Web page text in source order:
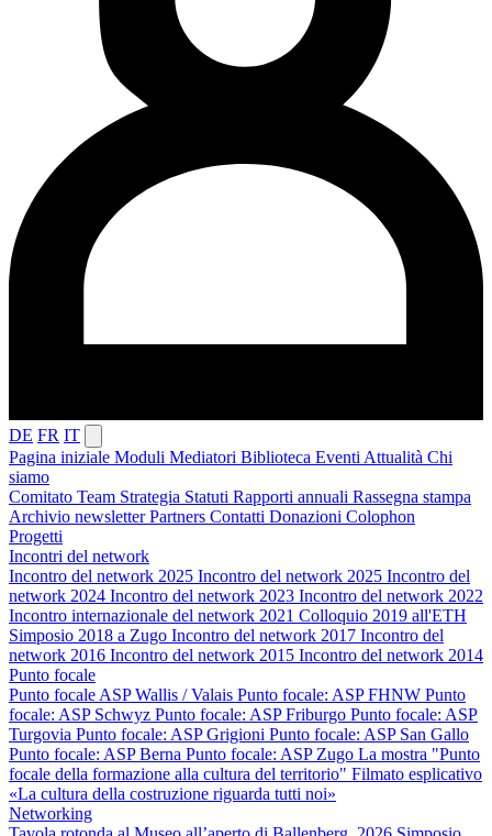
DE FR IT
Pagina iniziale Moduli Mediatori Biblioteca Eventi Attualità Chi
siamo
Comitato Team Strategia Statuti Rapporti annuali Rassegna stampa
Archivio newsletterPartners Contatti Donazioni Colophon
Progetti
Incontri del network
Incontro del network 2025 Incontro del network 2025 Incontro del
network 2024 Incontro del network 2023 Incontro del network 2022
Incontro internazionale del network 2021 Colloquio 2019 all'ETH
Simposio 2018 a Zugo Incontro del network 2017 Incontro del
network 2016 Incontro del network 2015 Incontro del network 2014
Punto focale
Punto focale ASP Wallis / Valais Punto focale: ASP FHNW Punto
focale: ASP Schwyz Punto focale: ASP Friburgo Punto focale: ASP
Turgovia Punto focale: ASP Grigioni Punto focale: ASP San Gallo
Punto focale: ASP Berna Punto focale: ASP Zugo La mostra "Punto
focale della formazione alla cultura del territorio" Filmato esplicativo
«La cultura della costruzione riguarda tutti noi»
Networking